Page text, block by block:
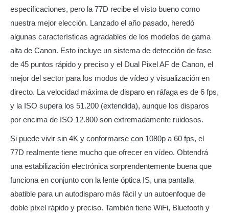
especificaciones, pero la 77D recibe el visto bueno como
nuestra mejor elección. Lanzado el año pasado, heredó
algunas características agradables de los modelos de gama
alta de Canon. Esto incluye un sistema de detección de fase
de 45 puntos rápido y preciso y el Dual Pixel AF de Canon, el
mejor del sector para los modos de vídeo y visualización en
directo. La velocidad máxima de disparo en ráfaga es de 6 fps,
y la ISO supera los 51.200 (extendida), aunque los disparos
por encima de ISO 12.800 son extremadamente ruidosos.
Si puede vivir sin 4K y conformarse con 1080p a 60 fps, el
77D realmente tiene mucho que ofrecer en vídeo. Obtendrá
una estabilización electrónica sorprendentemente buena que
funciona en conjunto con la lente óptica IS, una pantalla
abatible para un autodisparo más fácil y un autoenfoque de
doble píxel rápido y preciso. También tiene WiFi, Bluetooth y